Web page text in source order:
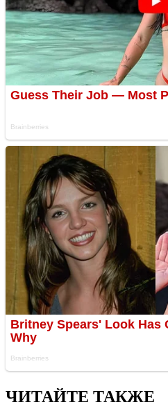
ЧИТАЙТЕ ТАКЖЕ